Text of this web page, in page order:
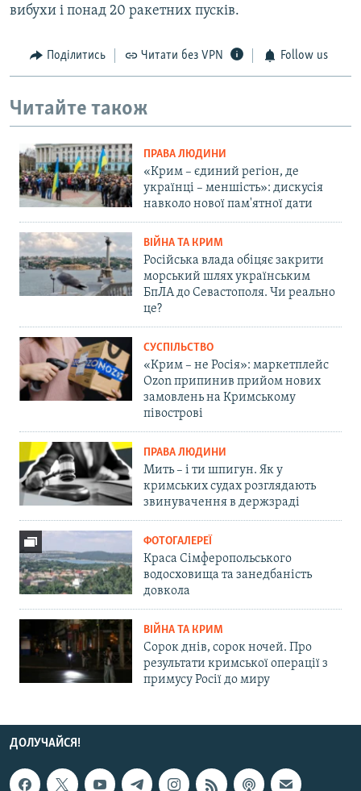
вибухи і понад 20 ракетних пусків.
Поділитись Читати без VPN Follow us
Читайте також
ПРАВА ЛЮДИНИ
«Крим – єдиний регіон, де
українці – меншість»: дискусія
навколо нової пам'ятної дати
ВІЙНА ТА КРИМ
Російська влада обіцяє закрити
морський шлях українським
БпЛА до Севастополя. Чи реально
це?
СУСПІЛЬСТВО
«Крим – не Росія»: маркетплейс
Ozon припинив прийом нових
замовлень на Кримському
півострові
ПРАВА ЛЮДИНИ
Мить – і ти шпигун. Як у
кримських судах розглядають
звинувачення в держзраді
ФОТОГАЛЕРЕЇ
Краса Сімферопольського
водосховища та занедбаність
довкола
ВІЙНА ТА КРИМ
Сорок днів, сорок ночей. Про
результати кримської операції з
примусу Росії до миру
ДОЛУЧАЙСЯ!